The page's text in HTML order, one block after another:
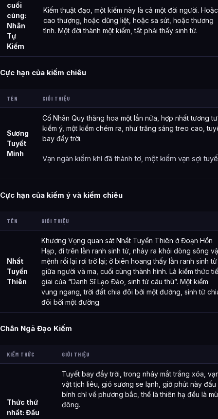
cuối
cùng:
Nhân
Tự
Kiếm
Kiếm thuật đạo, một kiếm này là cả một đời người. Hoặc
cao thượng, hoặc dũng liệt, hoặc sa sút, hoặc thương
tình. Một đời thành một kiếm, tất phải thấy sinh tử.
Cực hạn của kiếm chiêu
TÊN GIỚI THIỆU
Sương
Tuyết
Minh
Cố Nhân Quy thăng hoa một lần nữa, hợp nhất tương tư
kiếm ý, một kiếm chém ra, như trăng sáng treo cao,
bay đầy trời.
Vạn ngàn kiếm khí đã thành tơ, một kiếm vạn sợi
Cực hạn của kiếm ý và kiếm chiêu
TÊN GIỚI THIỆU
Nhất
Tuyến
Thiên
Khương Vọng quan sát Nhất Tuyến Thiên ở Đoạn Hồn
Hạp, đi trên lằn ranh sinh tử, nhảy ra khỏi dòng sông
mệnh rồi lại rơi trở lại; ở biên hoang thấy lằn ranh sinh tử
giữa người và ma, cuối cùng thành hình. Là kiếm thức
giai của “Danh Sĩ Lạo Đảo, sinh tử câu thù”. Một kiếm
vung ngang, trời đất chia đôi bởi một đường, sinh tử
đôi bởi một đường.
Chân Ngã Đạo Kiếm
KIẾM THỨC GIỚI THIỆU
Thức thứ
nhất: Đấu
Tuyết bay đầy trời, trong nháy mắt trắng xóa,
vật tịch liêu, gió sương se lạnh, giờ phút này đấu
bính chỉ về phương bắc, thế là thiên hạ đều là
đông.